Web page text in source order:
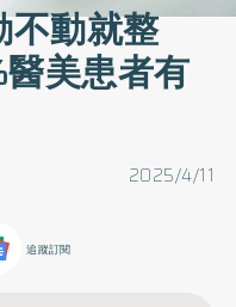
不動就整
美患者有
2025/4/11
追蹤訂閱